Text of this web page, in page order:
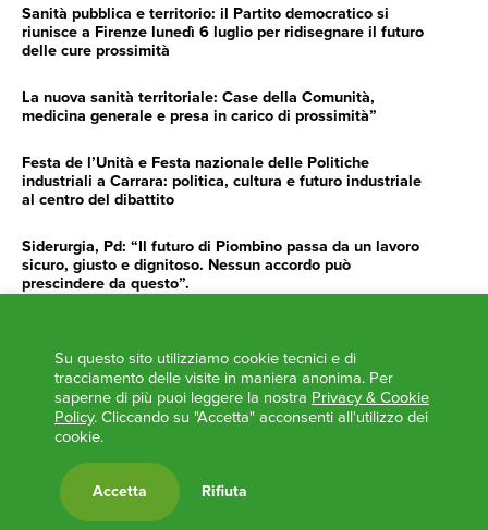
Sanità pubblica e territorio: il Partito democratico si
riunisce a Firenze lunedì 6 luglio per ridisegnare il futuro
delle cure prossimità
La nuova sanità territoriale: Case della Comunità,
medicina generale e presa in carico di prossimità”
Festa de l’Unità e Festa nazionale delle Politiche
industriali a Carrara: politica, cultura e futuro industriale
al centro del dibattito
Siderurgia, Pd: “Il futuro di Piombino passa da un lavoro
sicuro, giusto e dignitoso. Nessun accordo può
prescindere da questo”.
impegno e determinazione delle istituzioni”
AGENDA
‘ANCORA UNA VOLTA LA TOSCANA TRACCIA LA
L’ITALIA BOCCIATA DALL’UE
Feste Unità in Toscana 2024
Su questo sito utilizziamo cookie tecnici e di
tracciamento delle visite in maniera anonima. Per
saperne di più puoi leggere la nostra Privacy & Cookie
Policy. Cliccando su "Accetta" acconsenti all'utilizzo dei
cookie.
Accetta Rifiuta